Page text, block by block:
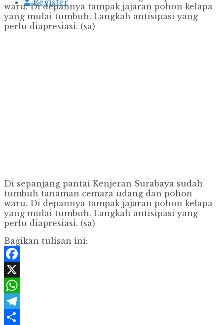
Register
Di sepanjang pantai Kenjeran Surabaya sudah
tumbuh tanaman cemara udang dan pohon
waru. Di depannya tampak jajaran pohon kelapa
yang mulai tumbuh. Langkah antisipasi yang
perlu diapresiasi. (sa)
Bagikan tulisan ini:
Facebook
X
WhatsApp
Telegram